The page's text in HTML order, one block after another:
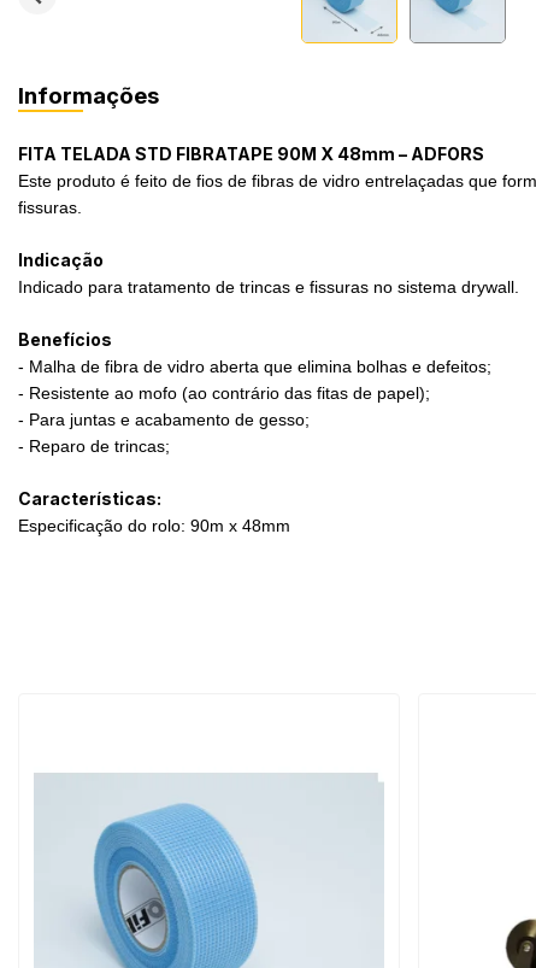
Informações
FITA TELADA STD FIBRATAPE 90M X 48mm – ADFORS
Este produto é feito de fios de fibras de vidro entrelaçadas que
fissuras.
Indicação
Indicado para tratamento de trincas e fissuras no sistema drywall.
Benefícios
- Malha de fibra de vidro aberta que elimina bolhas e defeitos;
- Resistente ao mofo (ao contrário das fitas de papel);
- Para juntas e acabamento de gesso;
- Reparo de trincas;
Características:
Especificação do rolo: 90m x 48mm